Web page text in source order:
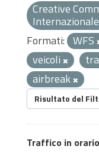
Creative
Internazionale
Formati: WFS
veicoli
airbreak
Risultato del
Traffico in